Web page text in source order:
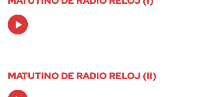
Audio
Player
MATUTINO DE RADIO RELOJ (II)
Audio